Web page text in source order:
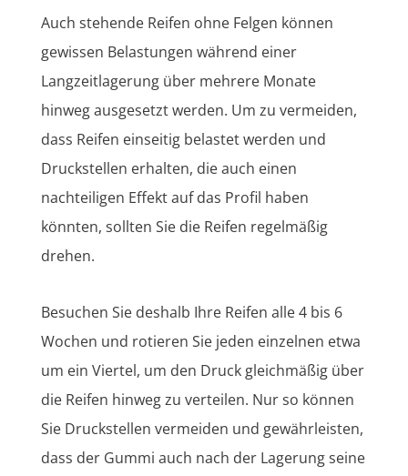
Auch stehende Reifen ohne Felgen können
gewissen Belastungen während einer
Langzeitlagerung über mehrere Monate
hinweg ausgesetzt werden. Um zu vermeiden,
dass Reifen einseitig belastet werden und
Druckstellen erhalten, die auch einen
nachteiligen Effekt auf das Profil haben
könnten, sollten Sie die Reifen regelmäßig
drehen.
Besuchen Sie deshalb Ihre Reifen alle 4 bis 6
Wochen und rotieren Sie jeden einzelnen etwa
um ein Viertel, um den Druck gleichmäßig über
die Reifen hinweg zu verteilen. Nur so können
Sie Druckstellen vermeiden und gewährleisten,
dass der Gummi auch nach der Lagerung seine